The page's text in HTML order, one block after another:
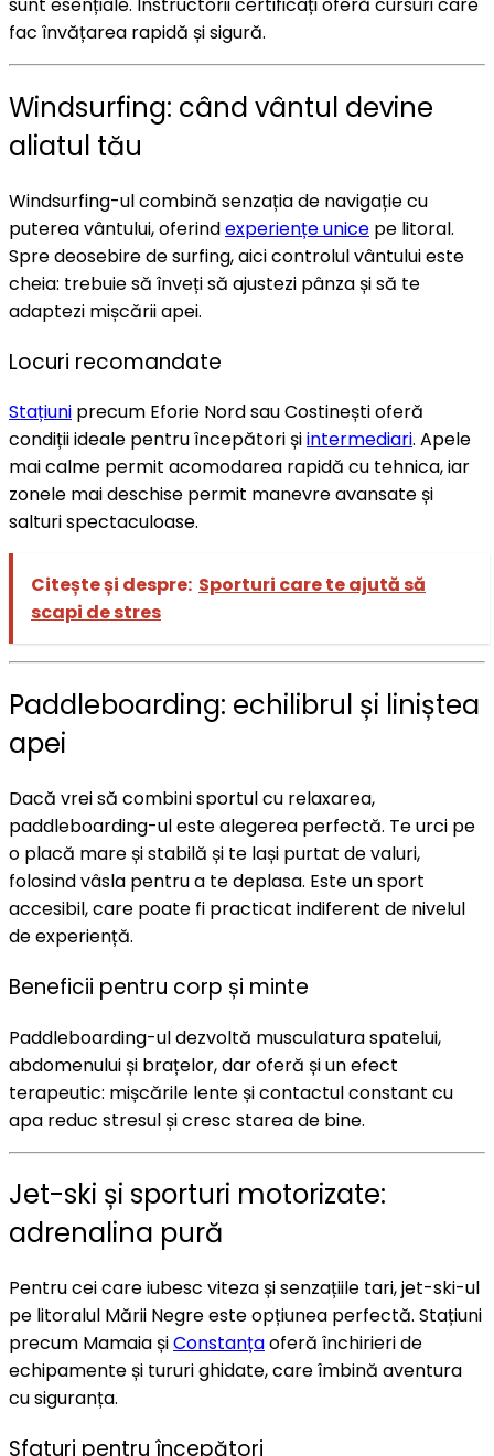
fac învățarea rapidă și sigură.
Windsurfing: când vântul devine
aliatul tău
Windsurfing-ul combină senzația de navigație cu
puterea vântului, oferindexperiențe unice pe litoral.
Spre deosebire de surfing, aici controlul vântului este
cheia: trebuie să înveți să ajustezi pânza și să te
adaptezi mișcării apei.
Locuri recomandate
Stațiuni precum Eforie Nord sau Costinești oferă
condiții ideale pentru începători șiintermediari. Apele
mai calme permit acomodarea rapidă cu tehnica, iar
zonele mai deschise permit manevre avansate și
salturi spectaculoase.
Citește și despre: Sporturi care te ajută să
scapi de stres
Paddleboarding: echilibrul și liniștea
apei
Dacă vrei să combini sportul cu relaxarea,
paddleboarding-ul este alegerea perfectă. Te urci pe
o placă mare și stabilă și te lași purtat de valuri,
folosind vâsla pentru a te deplasa. Este un sport
accesibil, care poate fi practicat indiferent de nivelul
de experiență.
Beneficii pentru corp și minte
Paddleboarding-ul dezvoltă musculatura spatelui,
abdomenului și brațelor, dar oferă și un efect
terapeutic: mișcările lente și contactul constant cu
apa reduc stresul și cresc starea de bine.
Jet-ski și sporturi motorizate:
adrenalina pură
Pentru cei care iubesc viteza și senzațiile tari, jet-ski-ul
pe litoralul Mării Negre este opțiunea perfectă. Stațiuni
precum Mamaia șiConstanțaoferă închirieri de
echipamente și tururi ghidate, care îmbină aventura
cu siguranța.
Sfaturi pentru începători